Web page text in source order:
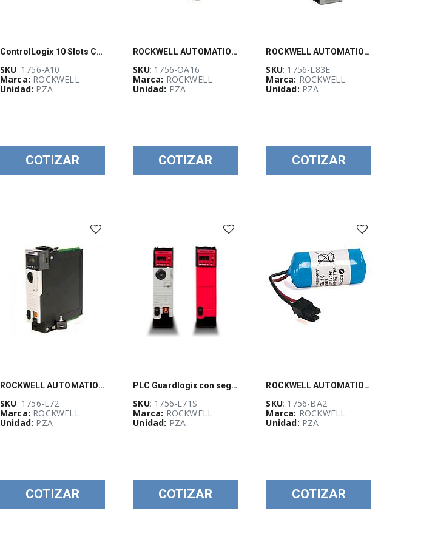
ControlLogix 10 Slots Chassis
SKU: 1756-A10
Marca: ROCKWELL
Unidad: PZA
COTIZAR
ROCKWELL AUTOMATION, Modulo de salidas VAC para ControlLogix 16 Pts, 74-265 VAC - 1756OA16
SKU: 1756-OA16
Marca: ROCKWELL
Unidad: PZA
COTIZAR
ROCKWELL AUTOMATION, Controlador ControlLogix 5580 10MB, puerto ethernet 1GB - 1756L83E
SKU: 1756-L83E
Marca: ROCKWELL
Unidad: PZA
COTIZAR
ROCKWELL AUTOMATION, Controlador ControlLogix 5570 4 MB - 1756A7
SKU: 1756-L72
Marca: ROCKWELL
Unidad: PZA
COTIZAR
PLC Guardlogix con seguridad integrada PAC, con memoria estandar de 2MB y seguridad 1MB, Rockwell Automation
SKU: 1756-L71S
Marca: ROCKWELL
Unidad: PZA
COTIZAR
ROCKWELL AUTOMATION, Bateria de litio para ControlLogix L6X Ser B - 1756BA2
SKU: 1756-BA2
Marca: ROCKWELL
Unidad: PZA
COTIZAR